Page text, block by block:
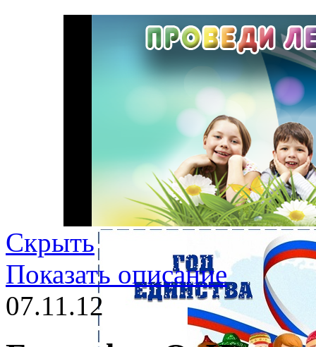
Скрыть
Показать описание
07.11.12